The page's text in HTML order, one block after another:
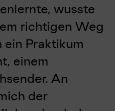
wusste
richtigen Weg
ein Praktikum
einem
An
der